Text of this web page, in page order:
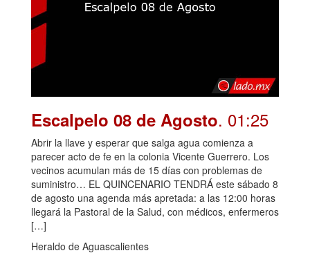
Escalpelo 08 de Agosto. 01:25
Abrir la llave y esperar que salga agua comienza a
parecer acto de fe en la colonia Vicente Guerrero. Los
vecinos acumulan más de 15 días con problemas de
suministro… EL QUINCENARIO TENDRÁ este sábado 8
de agosto una agenda más apretada: a las 12:00 horas
llegará la Pastoral de la Salud, con médicos, enfermeros
[…]
Heraldo de Aguascalientes